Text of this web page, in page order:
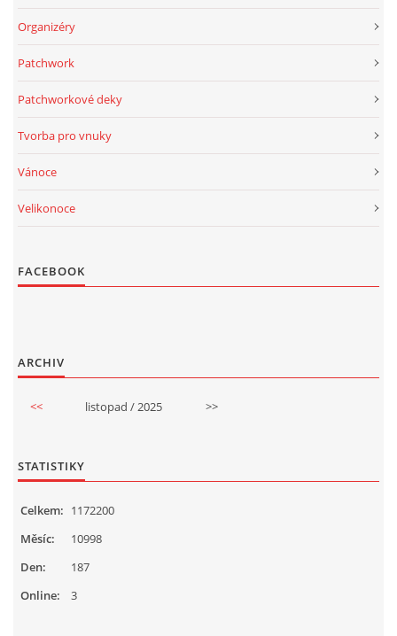
Organizéry
Patchwork
Patchworkové deky
Tvorba pro vnuky
Vánoce
Velikonoce
FACEBOOK
ARCHIV
<< listopad / 2025 >>
STATISTIKY
Online: 3
Celkem: 1172200
Měsíc:
10998
Den:
187